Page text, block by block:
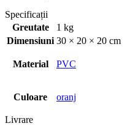
Specificații
Greutate
1 kg
Dimensiuni 30 × 20 × 20 cm
Material PVC
Culoare oranj
Livrare